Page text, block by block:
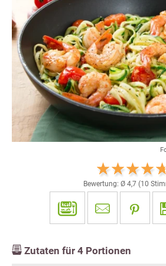
Bewertung: Ø 4,7(10
Zutaten für 4 Portionen